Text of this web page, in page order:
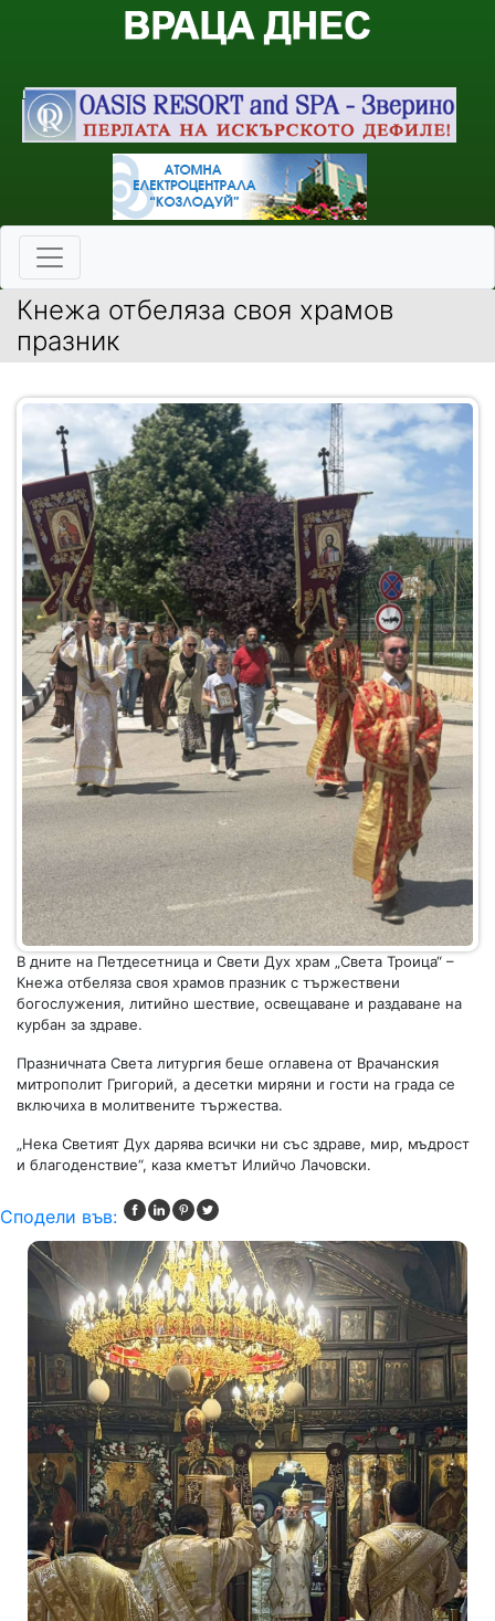
Кнежа отбеляза своя храмов
празник
В дните на Петдесетница и Свети Дух храм „Света Троица“ –
Кнежа отбеляза своя храмов празник с тържествени
богослужения, литийно шествие, освещаване и раздаване на
курбан за здраве.
Празничната Света литургия беше оглавена от Врачанския
митрополит Григорий, а десетки миряни и гости на града се
включиха в молитвените тържества.
„Нека Светият Дух дарява всички ни със здраве, мир, мъдрост
и благоденствие“, каза кметът Илийчо Лачовски.
Сподели във: